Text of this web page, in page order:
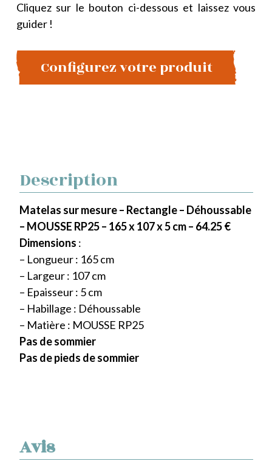
Cliquez sur le bouton ci-dessous et laissez vous
guider !
Configurez votre produit
Avis
Description
Matelas sur mesure – Rectangle – Déhoussable
– MOUSSE RP25 – 165 x 107 x 5 cm – 64.25 €
Dimensions :
– Longueur : 165 cm
– Largeur : 107 cm
– Epaisseur : 5 cm
– Habillage : Déhoussable
– Matière : MOUSSE RP25
Pas de sommier
Pas de pieds de sommier